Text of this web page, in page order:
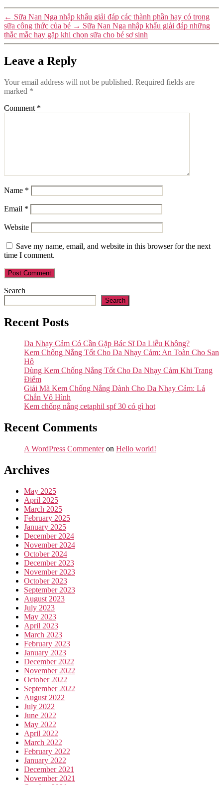
← Sữa Nan Nga nhập khẩu giải đáp các thành phần hay có trong
sữa công thức của bé → Sữa Nan Nga nhập khẩu giải đáp những
thắc mắc hay gặp khi chọn sữa cho bé sơ sinh
Leave a Reply
Your email address will not be published. Required fields are
marked *
Comment *
Name *
Email *
Website
Save my name, email, and website in this browser for the next
time I comment.
Search
Search
Recent Posts
Da Nhạy Cảm Có Cần Gặp Bác Sĩ Da Liễu Không?
Kem Chống Nắng Tốt Cho Da Nhạy Cảm: An Toàn Cho San
Hô
Dùng Kem Chống Nắng Tốt Cho Da Nhạy Cảm Khi Trang
Điểm
Giải Mã Kem Chống Nắng Dành Cho Da Nhạy Cảm: Lá
Chắn Vô Hình
Kem chống nắng cetaphil spf 30 có gì hot
Recent Comments
A WordPress Commenteron Hello world!
Archives
May 2025
April 2025
March 2025
February 2025
January 2025
December 2024
November 2024
October 2024
December 2023
November 2023
October 2023
September 2023
August 2023
July 2023
May 2023
April 2023
March 2023
February 2023
January 2023
December 2022
November 2022
October 2022
September 2022
August 2022
July 2022
June 2022
May 2022
April 2022
March 2022
February 2022
January 2022
December 2021
November 2021